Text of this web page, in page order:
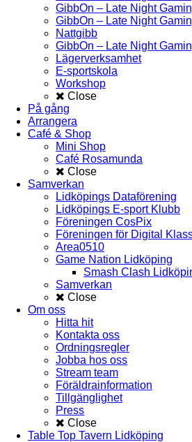
GibbOn – Late Night
GibbOn – Late Night
Nattgibb
GibbOn – Late Night
Lägerverksamhet
E-sportskola
Workshop
Close
På gång
Arrangera
Café & Shop
Mini Shop
Café Rosamunda
Close
Samverkan
Lidköpings Dataförening
Lidköpings E-sport Klubb
Föreningen CosPix
Föreningen för Digital
Area0510
Game Nation Lidköping
Smash Clash
Samverkan
Close
Om oss
Hitta hit
Kontakta oss
Ordningsregler
Jobba hos oss
Stream team
Föräldrainformation
Tillgänglighet
Press
Close
Table Top Tavern Lidköping